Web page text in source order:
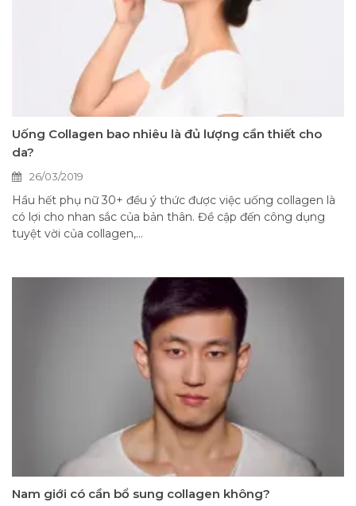
Uống Collagen bao nhiêu là đủ lượng cần thiết cho
da?
26/03/2019
Hầu hết phụ nữ 30+ đều ý thức được việc uống collagen là
có lợi cho nhan sắc của bản thân. Đề cập đến công dụng
tuyệt vời của collagen,...
Nam giới có cần bổ sung collagen không?